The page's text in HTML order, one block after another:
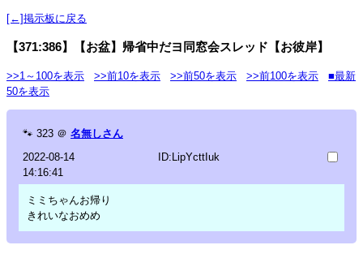
[←]掲示板に戻る
【371:386】【お盆】帰省中だヨ同窓会スレッド【お彼岸】
>>1～100を表示 >>前10を表示 >>前50を表示 >>前100を表示
■最新
50を表示
🐾 323 ＠ 名無しさん
2022-08-14
14:16:41
ID:LipYcttIuk
ミミちゃんお帰り
きれいなおめめ